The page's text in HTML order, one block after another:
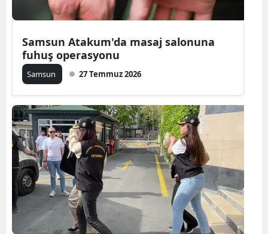
Kars
Kastamonu
Kırklareli
Kırşehir
Kocaeli
Samsun Atakum'da masaj salonuna
fuhuş operasyonu
Samsun 27 Temmuz 2026